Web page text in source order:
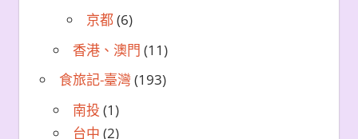
京都(6)
香港、澳門 (11)
食旅記-臺灣 (193)
南投 (1)
台中 (2)